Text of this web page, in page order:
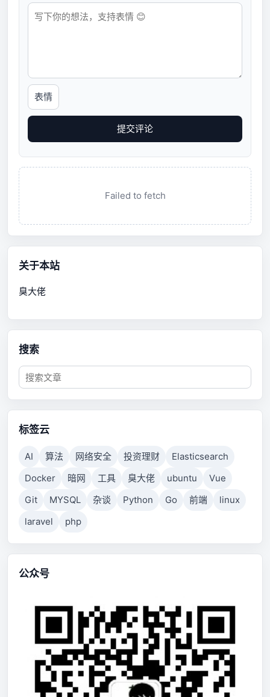
表情
提交评论
Failed to fetch
关于本站
臭大佬
搜索
标签云
AI 算法 网络安全 投资理财
Elasticsearch
Docker
暗网 工具 臭大佬 ubuntu
Vue
Git
MYSQL 杂谈 Python Go 前端
linux
laravel
php
公众号